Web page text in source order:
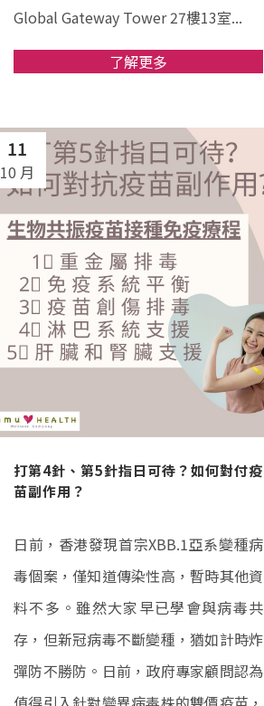
Global Gateway Tower 27樓13室...
了解更多
11
10 月
打第4針、第5針指日可待？如何對付疫
苗副作用？
日前，香港發現首宗XBB.1亞系變種病
毒個案，僅知道傳染性高，暫時其他資
料不多。雖然大家早已學會與病毒共
存，但新冠病毒不斷變種，猶如計時炸
彈防不勝防。日前，政府專家顧問認為